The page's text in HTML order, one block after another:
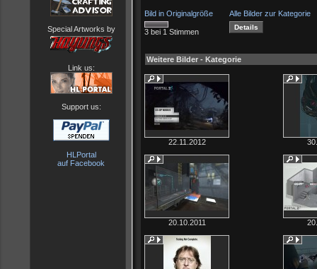
Special Artworks by
Link us:
Support us:
HLPortal
auf Facebook
Bild in Originalgröße Alle Bilder zur Kategorie
3 bei 1 Stimmen
Weitere Bilder - Kategorie
22.11.2012
20.10.2011